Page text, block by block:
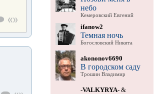
небо
Кемеровский Евгений
ifanow2
Темная ночь
Богословский Никита
akononov6690
В городском саду
Трошин Владимир
-VALKYRYA-&